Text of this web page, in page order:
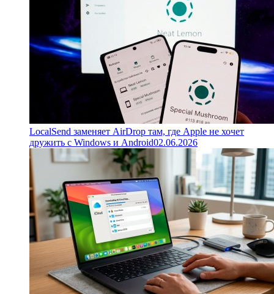
LocalSend заменяет AirDrop там, где Apple не хочет
дружить с Windows и Android02.06.2026